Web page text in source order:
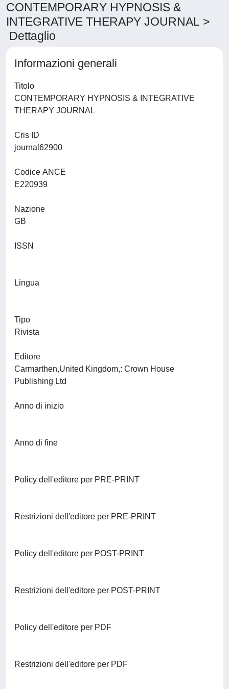
CONTEMPORARY HYPNOSIS &
INTEGRATIVE THERAPY JOURNAL >
Dettaglio
Informazioni generali
Titolo
CONTEMPORARY HYPNOSIS & INTEGRATIVE
Cris ID
Codice ANCE
Nazione
ISSN
Lingua
Tipo
Rivista
Editore
Carmarthen,United Kingdom,: Crown House
Anno di inizio
Anno di fine
Policy dell'editore per PRE-PRINT
Restrizioni dell'editore per PRE-PRINT
Policy dell'editore per POST-PRINT
Restrizioni dell'editore per POST-PRINT
Policy dell'editore per PDF
Restrizioni dell'editore per PDF